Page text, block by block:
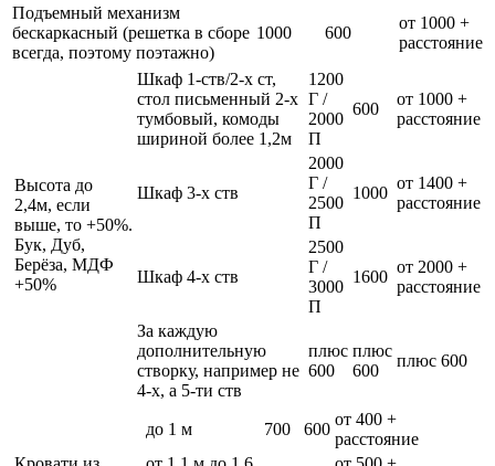
Подъемный механизм
бескаркасный (решетка в сборе
всегда, поэтому поэтажно)
1000 600
от 1000 +
расстояние
Высота до
2,4м, если
выше, то +50%.
Бук, Дуб,
Берёза, МДФ
+50%
Шкаф 1-ств/2-х ст,
стол письменный 2-х
тумбовый, комоды
шириной более 1,2м
1200
Г /
2000
П
600
от 1000 +
расстояние
Шкаф 3-х ств
2000
Г /
2500
П
1000
от 1400 +
расстояние
Шкаф 4-х ств
2500
Г /
3000
П
1600
от 2000 +
расстояние
За каждую
дополнительную
створку, например не
4-х, а 5-ти ств
плюс
600
плюс
600
плюс 600
до 1 м 700 600
от 400 +
расстояние